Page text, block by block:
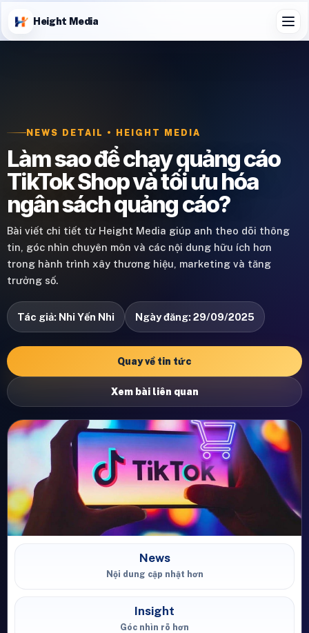
Height Media
NEWS DETAIL • HEIGHT MEDIA
Làm sao để chạy quảng cáo
TikTok Shop và tối ưu hóa
ngân sách quảng cáo?
Bài viết chi tiết từ Height Media giúp anh theo dõi thông
tin, góc nhìn chuyên môn và các nội dung hữu ích hơn
trong hành trình xây thương hiệu, marketing và tăng
trưởng số.
Tác giả: Nhi Yến Nhi Ngày đăng: 29/09/2025
Quay về tin tức
Xem bài liên quan
News
Nội dung cập nhật hơn
Insight
Góc nhìn rõ hơn